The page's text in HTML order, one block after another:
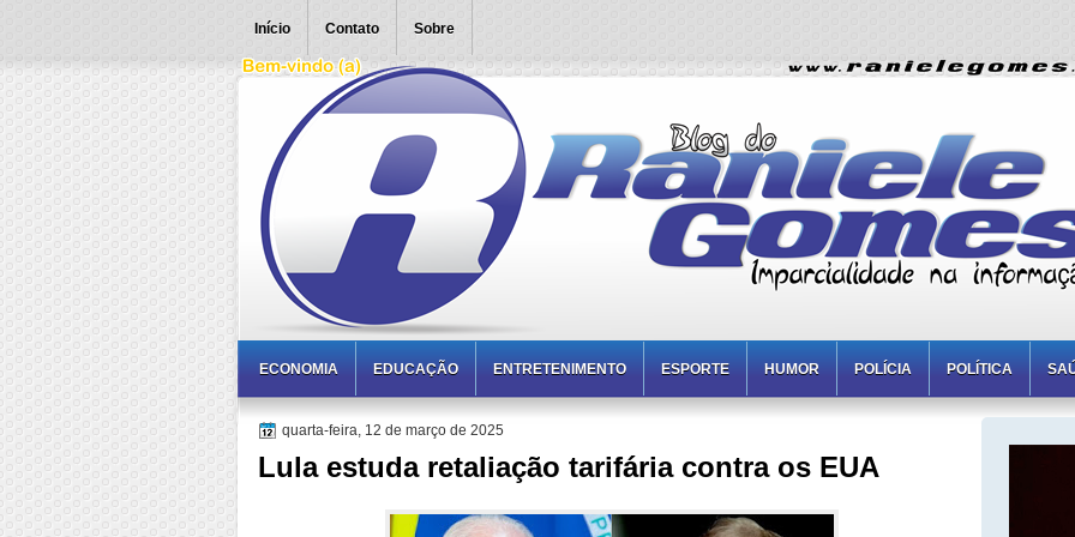
Início Contato Sobre
ECONOMIA EDUCAÇÃO ENTRETENIMENTO ESPORTE HUMOR POLÍCIA POLÍTICA
quarta-feira, 12 de março de 2025
Lula estuda retaliação tarifária contra os EUA